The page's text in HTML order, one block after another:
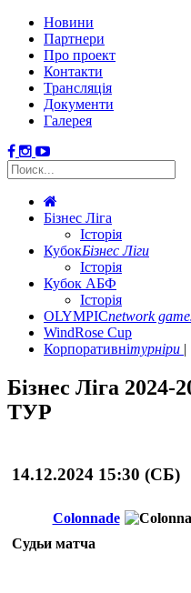
Новини
Партнери
Про проект
Контакти
Трансляція
Документи
Галерея
Бізнес Ліга
Історія
КубокБізнес Ліги
Історія
Кубок АБФ
Історія
OLYMPICnetwork
WindRose Cup
Корпоративнітурніри
Бізнес Ліга
ТУР
14.12.2024 15:30 (СБ)
Colonnade
Судьи матча